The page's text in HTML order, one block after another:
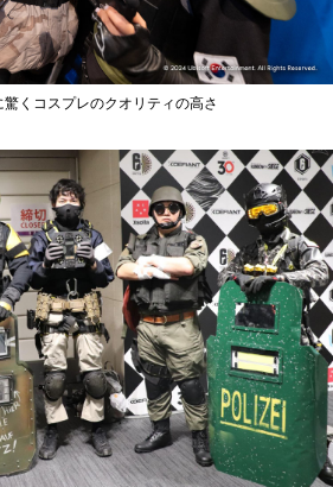
くコスプレのクオリティの高さ